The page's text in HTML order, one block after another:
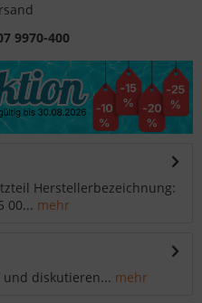
9970-400
Herstellerbezeichnung:
00... mehr
und diskutieren... mehr